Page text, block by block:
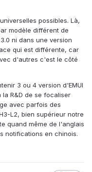
possibles. Là,
modèle différent de
ni dans une version
qui est différente, car
d'autres c'est le côté
3 ou 4 version d'EMUI
la R&D de se focaliser
avec parfois des
L2, bien supérieur notre
quand même de l'anglais
notifications en chinois.